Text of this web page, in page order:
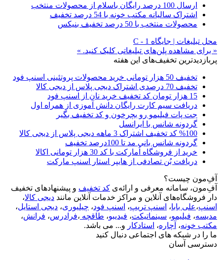
ارسال 100 درصد رایگان باسلام از محصولات منتخب
اشتراک سالیانه مکتب خونه با 54 درصد تخفیف
محصولات منتخب با 50 درصد تخفیف بنیکس
محل تبلیغات | جایگاه C - 1
« برای مشاهده پلن‌های تبلیغاتی کلیک کنید. »
پربازدیدترین تخفیف‌های این هفته
تخفیف 50 هزار تومانی خرید محصولات پروتئینی اسنپ فود
تخفیف 70 درصدی اشتراک دیجی پلاس از دیجی کالا
15 هزار تومان کد تخفیف خرید نان از اسنپ فود
دریافت سیم کارت رایگان دانش آموزی از همراه اول
جت پات فیلیمو رو بچرخون و کد تخفیف بگیر
گردونه شانس با ایرانسل
%100 کد تخفیف اشتراک 3 ماهه دیجی پلاس از دیجی کالا
گردونه شانس بانی مد تا 100درصد تخفیف
خرید از فروشگاه اُمارکت با کد 30 هزار تومانی اکالا
دریافت بُن تصادفی از هایپر استار اسنپ مارکت
آفِ‌مون چیست؟
آفِ‌مون، سامانه معرفی و ارائه‌ی کد تخفیف و پیشنهادهای تخفیف
دار فروشگاه‌های آنلاین و مراکز خدمات آنلاین مانند دیجی کالا،
اسنپ،علی بابا، اسنپ تریپ، اسنپ فود، چیلیوری، دیجی استایل،
مدیسه، فیلیمو، سینماتیکت، فیدیبو، طاقچه ،فرادرس، فرانش،
مکتب خونه، آچاره، استادکار و... می باشد.
ما را در شبکه های اجتماعی دنبال کنید
دسترسی آسان